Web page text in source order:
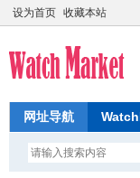
设为首页 收藏本站
网址导航